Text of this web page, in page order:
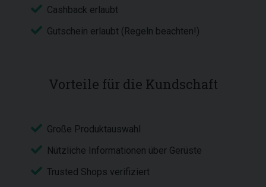
Cashback erlaubt
Gutschein erlaubt (Regeln beachten!)
Vorteile für die Kundschaft
Große Produktauswahl
Nützliche Informationen über Gerüste
Trusted Shops verifiziert